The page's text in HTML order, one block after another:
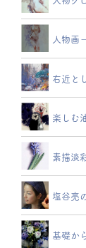
人物
右近と
楽しむ
素描淡
塩谷亮
基礎か